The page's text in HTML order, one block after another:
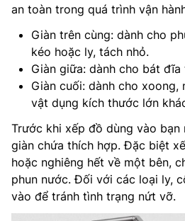
an toàn trong quá trình vận
Giàn trên cùng: dành cho
kéo hoặc ly, tách nhỏ.
Giàn giữa: dành cho bát
Giàn cuối: dành cho xoong,
vật dụng kích thước lớn
Trước khi xếp đồ dùng vào bạn
giàn chứa thích hợp. Đặc biệt
hoặc nghiêng hết về một bên,
phun nước. Đối với các loại ly,
vào để tránh tình trạng nứt vỡ.